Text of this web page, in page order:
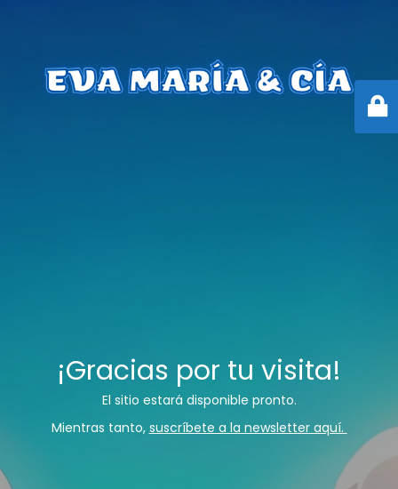
¡Gracias por tu visita!
El sitio estará disponible pronto.
Mientras tanto, suscríbete a la newsletter aquí.